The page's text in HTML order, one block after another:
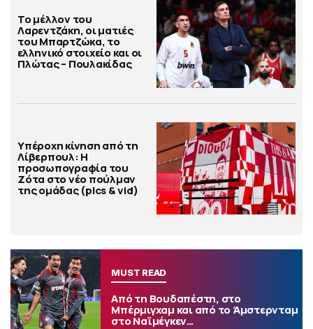
Το μέλλον του
Λαρεντζάκη, οι ματιές
του Μπαρτζώκα, το
ελληνικό στοιχείο και οι
Πλώτας – Πουλακίδας
Υπέροχη κίνηση από τη
Λίβερπουλ: Η
προσωπογραφία του
Ζότα στο νέο πούλμαν
της ομάδας (pics & vid)
MUST READ
Από τη Βουδαπέστη, στο
Μπέρμιγχαμ και από το Άμστερνταμ
στο Ναϊμέγκεν…